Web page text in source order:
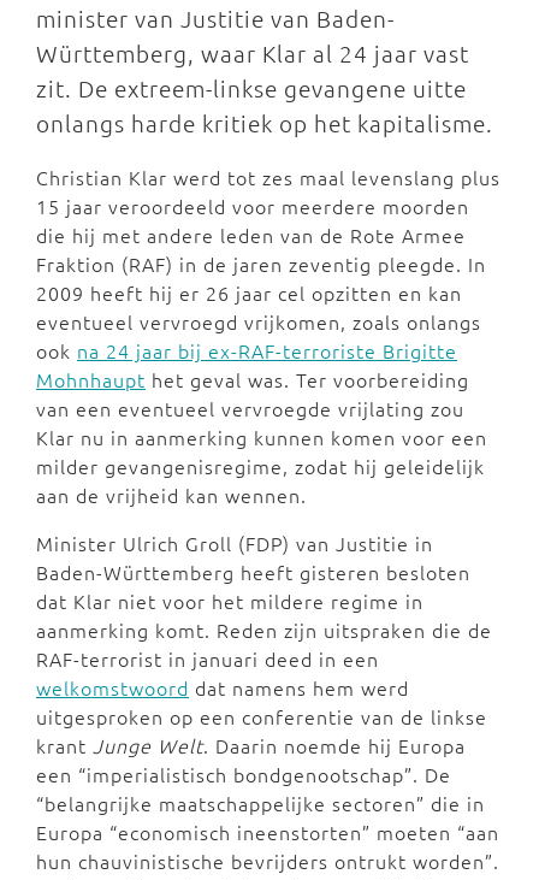
minister van Justitie van Baden-
Württemberg, waar Klar al 24 jaar vast
zit. De extreem-linkse gevangene uitte
onlangs harde kritiek op het kapitalisme.
Christian Klar werd tot zes maal levenslang plus
15 jaar veroordeeld voor meerdere moorden
die hij met andere leden van de Rote Armee
Fraktion (RAF) in de jaren zeventig pleegde. In
2009 heeft hij er 26 jaar cel opzitten en kan
eventueel vervroegd vrijkomen, zoals onlangs
ook na 24 jaar bij ex-RAF-terroriste Brigitte
Mohnhaupt het geval was. Ter voorbereiding
van een eventueel vervroegde vrijlating zou
Klar nu in aanmerking kunnen komen voor een
milder gevangenisregime, zodat hij geleidelijk
aan de vrijheid kan wennen.
Minister Ulrich Groll (FDP) van Justitie in
Baden-Württemberg heeft gisteren besloten
dat Klar niet voor het mildere regime in
aanmerking komt. Reden zijn uitspraken die de
RAF-terrorist in januari deed in een
welkomstwoord dat namens hem werd
uitgesproken op een conferentie van de linkse
krant Junge Welt. Daarin noemde hij Europa
een “imperialistisch bondgenootschap”. De
“belangrijke maatschappelijke sectoren” die in
Europa “economisch ineenstorten” moeten “aan
hun chauvinistische bevrijders ontrukt worden”.